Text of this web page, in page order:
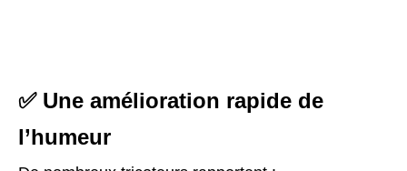
✅ Une amélioration rapide de
l’humeur